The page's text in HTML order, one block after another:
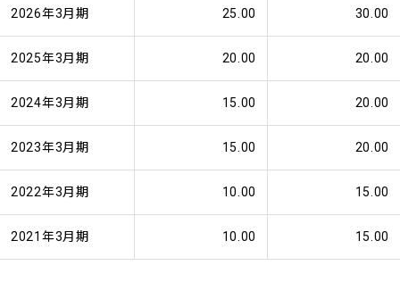
2026年3月期 25.00 30.00
2025年3月期 20.00 20.00
2024年3月期 15.00 20.00
2023年3月期 15.00 20.00
2022年3月期 10.00 15.00
2021年3月期 10.00 15.00